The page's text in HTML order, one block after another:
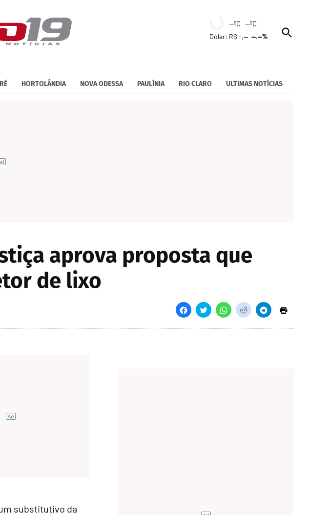
--ºC --ºC
Dólar: R$ -,----.--%
Open
Search
HORTOLÂNDIA NOVA ODESSA PAULÍNIA RIO CLARO ULTIMAS NOTÍCIAS
aprova proposta que
de lixo
substitutivo da